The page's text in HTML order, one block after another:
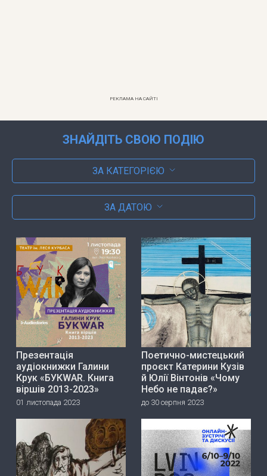
РЕКЛАМА НА САЙТІ
ЗНАЙДІТЬ СВОЮ ПОДІЮ
ЗА КАТЕГОРІЄЮ
ЗА ДАТОЮ
Презентація
аудіокнижки Галини
Крук «БУКWAR. Книга
віршів 2013-2023»
01 листопада 2023
Поетично-мистецький
проєкт Катерини Кузів
й Юлії Вінтонів «Чому
Небо не падає?»
до 30 серпня 2023